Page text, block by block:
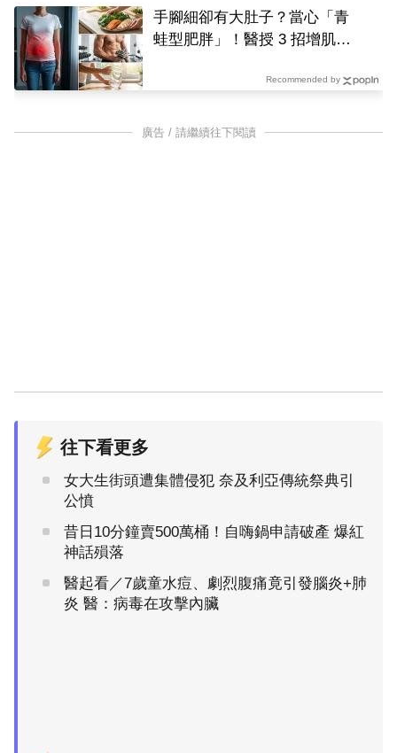
手腳細卻有大肚子？當心「青
蛙型肥胖」！醫授 3 招增肌減
Recommended by
廣告 / 請繼續往下閱讀
往下看更多
女大生街頭遭集體侵犯 奈及利亞傳統祭典引
公憤
昔日10分鐘賣500萬桶！自嗨鍋申請破產 爆紅
神話殞落
醫起看／7歲童水痘、劇烈腹痛竟引發腦炎+肺
炎 醫：病毒在攻擊內臟